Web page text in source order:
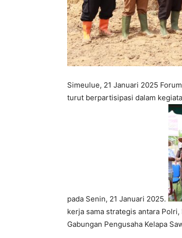
Simeulue, 21 Januari 2025
turut berpartisipasi dalam
pada Senin, 21 Januari 2025.
kerja sama strategis antara
Gabungan Pengusaha Kelapa